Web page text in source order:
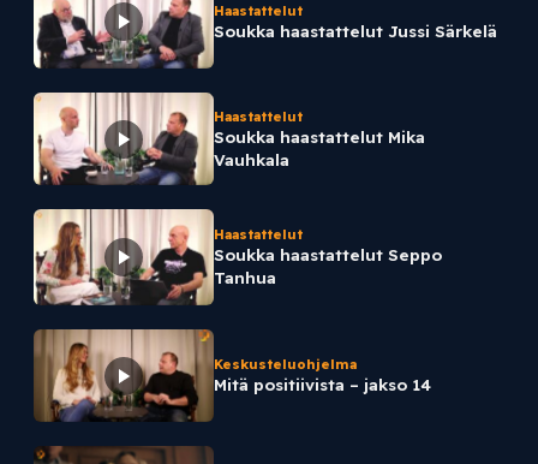
Haastattelut
Soukka haastattelut Jussi Särkelä
Haastattelut
Soukka haastattelut Mika
Vauhkala
Haastattelut
Soukka haastattelut Seppo
Tanhua
Keskusteluohjelma
Mitä positiivista – jakso 14